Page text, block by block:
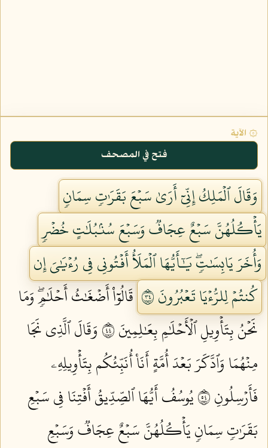
۞ الآية
فتح في المصحف
وَقَالَ ٱلۡمَلِكُ إِنِّيٓ أَرَىٰ سَبۡعَ بَقَرَٰتٖ سِمَانٖ
يَأۡكُلُهُنَّ سَبۡعٌ عِجَافٞ وَسَبۡعَ سُنۢبُلَٰتٍ خُضۡرٖ
وَأُخَرَ يَابِسَٰتٖۖ يَٰٓأَيُّهَا ٱلۡمَلَأُ أَفۡتُونِي فِي رُءۡيَٰيَ إِن
كُنتُمۡ لِلرُّءۡيَا تَعۡبُرُونَ ٤٣
قَالُوٓاْ أَضۡغَٰثُ أَحۡلَٰمٖۖ وَمَا
نَحۡنُ بِتَأۡوِيلِ ٱلۡأَحۡلَٰمِ بِعَٰلِمِينَ ٤٤
وَقَالَ ٱلَّذِي نَجَا
مِنۡهُمَا وَٱدَّكَرَ بَعۡدَ أُمَّةٍ أَنَا۠ أُنَبِّئُكُم بِتَأۡوِيلِهِۦ
فَأَرۡسِلُونِ ٤٥
يُوسُفُ أَيُّهَا ٱلصِّدِّيقُ أَفۡتِنَا فِي سَبۡعِ
بَقَرَٰتٖ سِمَانٖ يَأۡكُلُهُنَّ سَبۡعٌ عِجَافٞ وَسَبۡعِ